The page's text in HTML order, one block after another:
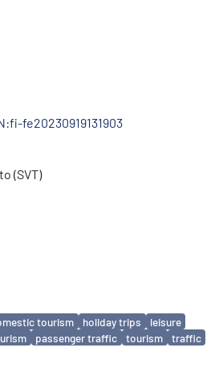
fe20230919131903
(SVT)
tourism holiday trips
leisure
passenger traffic tourism traffic